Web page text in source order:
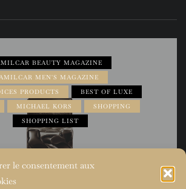
le consentement aux
BEAUTY MAGAZINE
MEN'S MAGAZINE
PRODUCTS
BEST OF LUXE
MICHAEL KORS
SHOPPING
SHOPPING LIST